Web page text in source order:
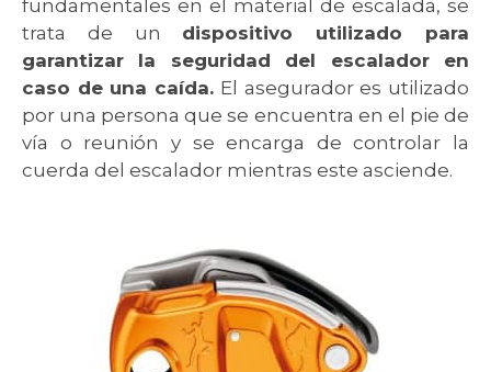
fundamentales en el material de escalada, se
trata de un dispositivo utilizado para
garantizar la seguridad del escalador en
caso de una caída. El asegurador es utilizado
por una persona que se encuentra en el pie de
vía o reunión y se encarga de controlar la
cuerda del escalador mientras este asciende.